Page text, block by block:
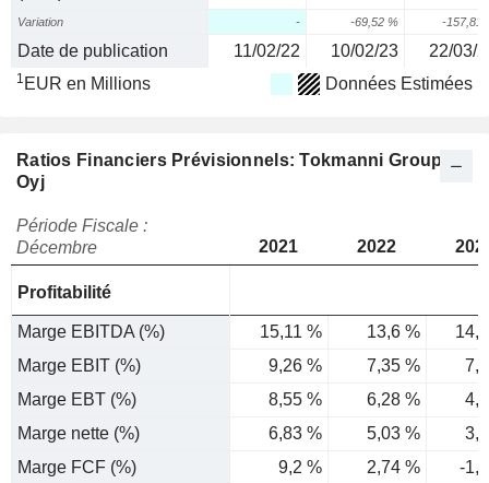
Variation - -69,52 % -157,81
Date de publication 11/02/22 10/02/23 22/03/
1 EUR en Millions Données Estimées
Ratios Financiers Prévisionnels: Tokmanni Group
Oyj
Période Fiscale :
Décembre
2021 2022
Profitabilité
Marge EBITDA (%) 15,11 % 13,6 %
Marge EBIT (%)
9,26 % 7,35 %
Marge EBT (%)
8,55 % 6,28 %
Marge nette (%)
6,83 % 5,03 %
Marge FCF (%)
9,2 % 2,74 %
-